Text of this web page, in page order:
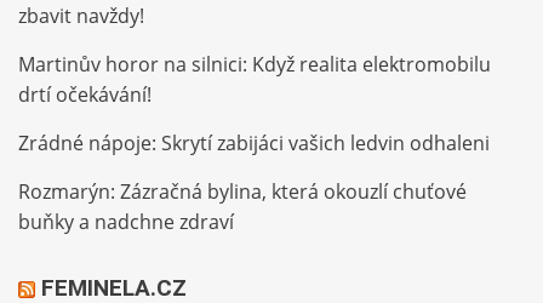
zbavit navždy!
Martinův horor na silnici: Když realita elektromobilu
drtí očekávání!
Zrádné nápoje: Skrytí zabijáci vašich ledvin odhaleni
Rozmarýn: Zázračná bylina, která okouzlí chuťové
buňky a nadchne zdraví
FEMINELA.CZ